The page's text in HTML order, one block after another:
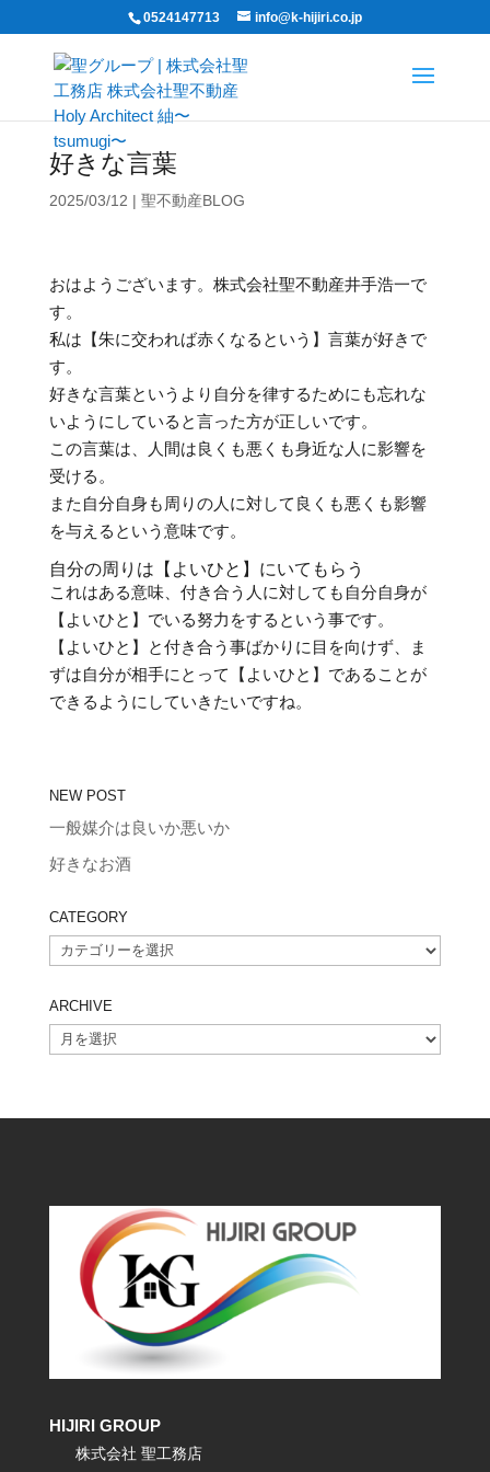
0524147713 info@k-hijiri.co.jp
好きな言葉
2025/03/12 | 聖不動産BLOG
おはようございます。株式会社聖不動産井手浩一で
す。
私は【朱に交われば赤くなるという】言葉が好きで
す。
好きな言葉というより自分を律するためにも忘れな
いようにしていると言った方が正しいです。
この言葉は、人間は良くも悪くも身近な人に影響を
受ける。
また自分自身も周りの人に対して良くも悪くも影響
を与えるという意味です。
自分の周りは【よいひと】にいてもらう
これはある意味、付き合う人に対しても自分自身が
【よいひと】でいる努力をするという事です。
【よいひと】と付き合う事ばかりに目を向けず、ま
ずは自分が相手にとって【よいひと】であることが
できるようにしていきたいですね。
NEW POST
一般媒介は良いか悪いか
好きなお酒
CATEGORY
CATEGORY
ARCHIVE
ARCHIVE
HIJIRI GROUP
株式会社 聖工務店